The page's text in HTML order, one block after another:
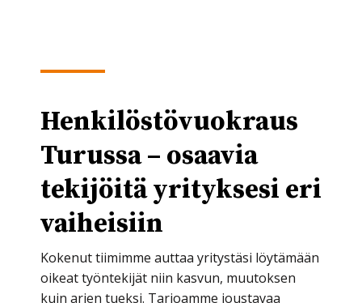
Henkilöstövuokraus
Turussa – osaavia
tekijöitä yrityksesi eri
vaiheisiin
Kokenut tiimimme auttaa yritystäsi löytämään
oikeat työntekijät niin kasvun, muutoksen
kuin arjen tueksi. Tarjoamme joustavaa